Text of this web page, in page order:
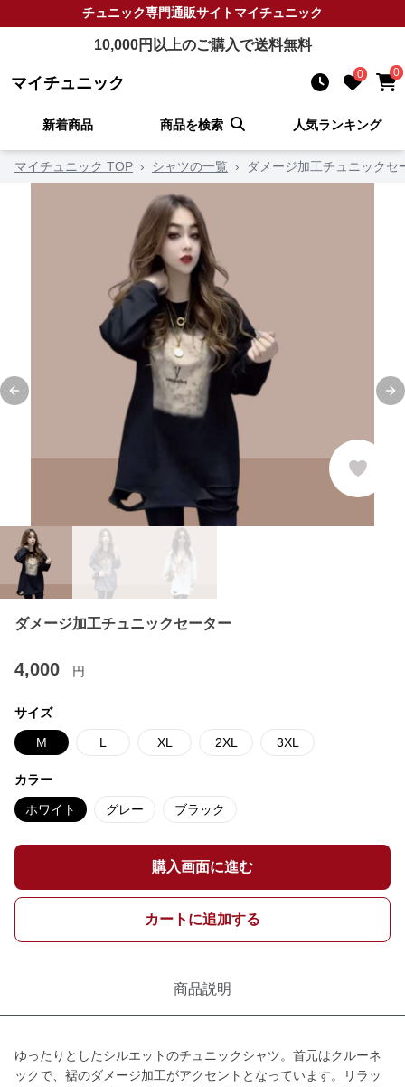
チュニック専門通販サイトマイチュニック
10,000円以上のご購入で送料無料
マイチュニック 0 0
新着商品 商品を検索 人気ランキング
マイチュニック TOP › シャツの一覧 › ダメージ加工チュニックセ
Previous slide
ダメージ加工チュニックセーター
4,000 円
サイズ
M L XL 2XL 3XL
カラー
ホワイト グレー ブラック
購入画面に進む
カートに追加する
商品説明
ゆったりとしたシルエットのチュニックシャツ。首元はクルーネ
ックで、裾のダメージ加工がアクセントとなっています。リラッ